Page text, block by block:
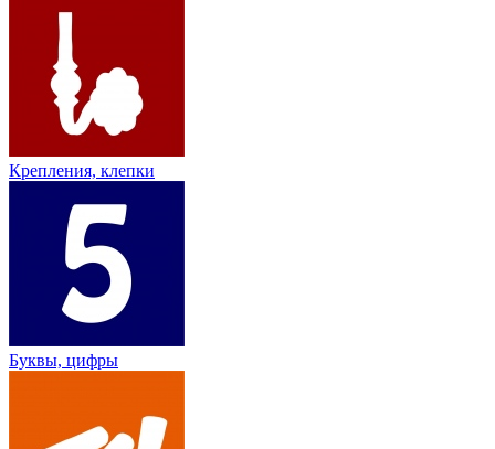
Крепления, клепки
Буквы, цифры